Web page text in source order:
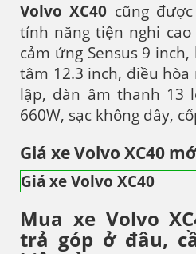
Volvo XC40 cũng
tính năng tiện nghi
cảm ứng Sensus 9
tâm 12.3 inch, điều
lập, dàn âm thanh 13
660W, sạc không dây,
Giá xe Volvo XC40
Giá xe Volvo XC40
Mua xe Volvo
trả góp ở đâu,